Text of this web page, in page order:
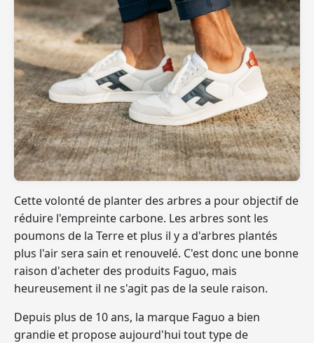
Cette volonté de planter des arbres a pour objectif de
réduire l'empreinte carbone. Les arbres sont les
poumons de la Terre et plus il y a d'arbres plantés
plus l'air sera sain et renouvelé. C'est donc une bonne
raison d'acheter des produits Faguo, mais
heureusement il ne s'agit pas de la seule raison.
Depuis plus de 10 ans, la marque Faguo a bien
grandie et propose aujourd'hui tout type de